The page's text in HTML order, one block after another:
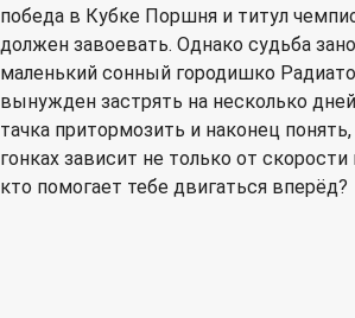
победа в Кубке Поршня и титул
должен завоевать. Однако судьба
маленький сонный городишко
вынужден застрять на несколько
тачка притормозить и наконец
гонках зависит не только от скорости
кто помогает тебе двигаться вперёд?